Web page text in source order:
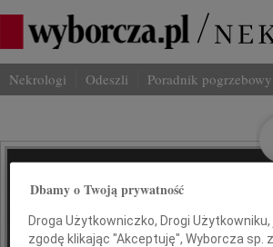
Nekrologi Odeszli Poradnik pogrzebowy
Wspominaj Bliskich
Na Odeszli.pl
Dbamy o Twoją prywatność
Droga Użytkowniczko, Drogi
zgodę klikając "Akceptuję", Wyborcza sp.